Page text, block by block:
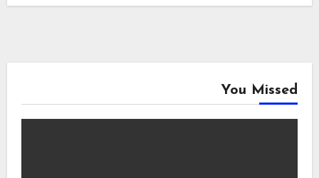
You Missed